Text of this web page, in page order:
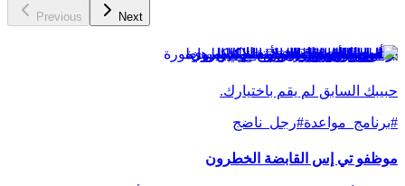
Previous Next
برنامج الواقع: العيش مع الإكس
حبيبك السابق لم يقم باختيارك.
#برنامج_مواعدة#رجل_ناضج
موظفو تي إس القابضة الخطرون